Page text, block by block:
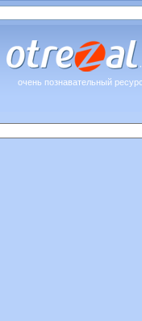
очень познавательный ресурс